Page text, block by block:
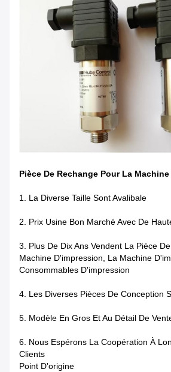
Pièce De Rechange Pour La
1. La Diverse Taille Sont Avalibale
2. Prix Usine Bon Marché Avec De
3. Plus De Dix Ans Vendent La Pièce
Machine D'impression, La Machine
Consommables D'impression
4. Les Diverses Pièces De Conception
5. Modèle En Gros Et Au Détail De
6. Nous Espérons La Coopération À
Clients
Point D'origine